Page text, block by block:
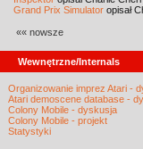
Grand Prix Simulator opisał
«« nowsze
Wewnętrzne/Internals
Organizowanie imprez Atari -
Atari demoscene database -
Colony Mobile - dyskusja
Colony Mobile - projekt
Statystyki